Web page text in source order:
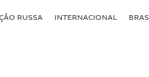
RUSSA INTERNACIONAL